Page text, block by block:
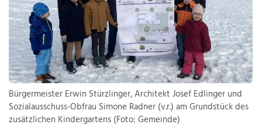
Bürgermeister Erwin Stürzlinger, Architekt Josef Edlinger und
Sozialausschuss-Obfrau Simone Radner (v.r.) am Grundstück des
zusätzlichen Kindergartens (Foto: Gemeinde)